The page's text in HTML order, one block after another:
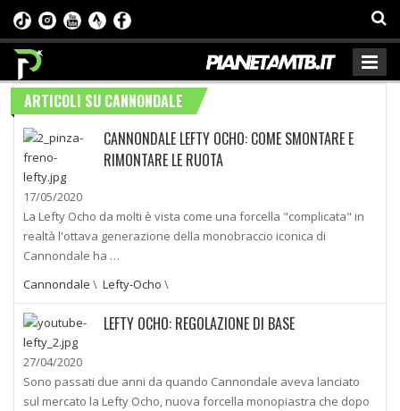
ARTICOLI SU CANNONDALE
CANNONDALE LEFTY OCHO: COME SMONTARE E
RIMONTARE LE RUOTA
17/05/2020
La Lefty Ocho da molti è vista come una forcella "complicata" in
realtà l'ottava generazione della monobraccio iconica di
Cannondale ha …
Cannondale \ Lefty-Ocho \
LEFTY OCHO: REGOLAZIONE DI BASE
27/04/2020
Sono passati due anni da quando Cannondale aveva lanciato
sul mercato la Lefty Ocho, nuova forcella monopiastra che dopo